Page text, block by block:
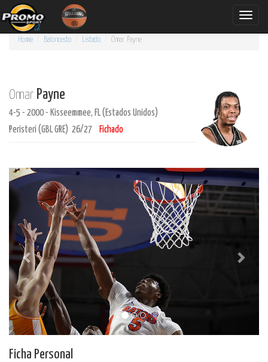
Toggle
Home Baloncesto Listado Omar Payne
Omar Payne
4-5 - 2000 - Kisseemmee, FL (Estados Unidos)
Peristeri (GBL GRE) 26/27
Fichado
Ficha Personal